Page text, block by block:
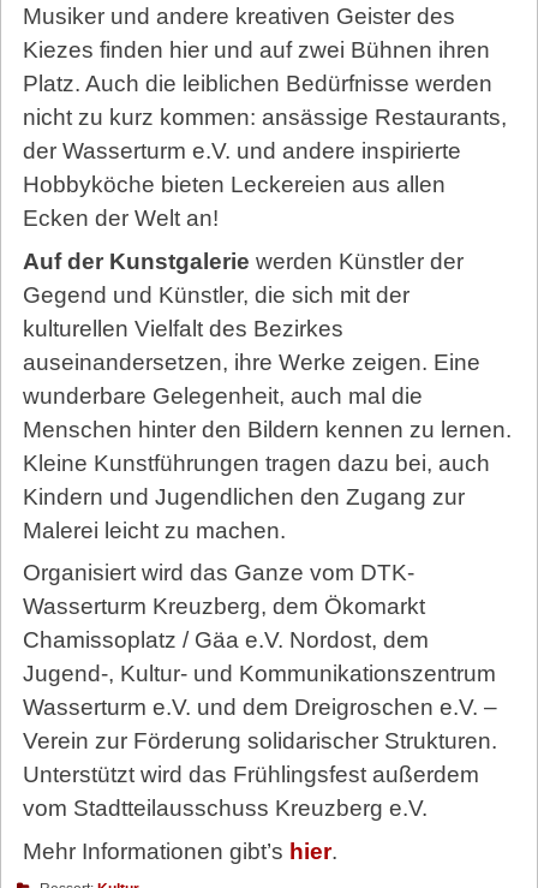
Musiker und andere kreativen Geister des
Kiezes finden hier und auf zwei Bühnen ihren
Platz. Auch die leiblichen Bedürfnisse werden
nicht zu kurz kommen: ansässige Restaurants,
der Wasserturm e.V. und andere inspirierte
Hobbyköche bieten Leckereien aus allen
Ecken der Welt an!
Auf der Kunstgalerie werden Künstler der
Gegend und Künstler, die sich mit der
kulturellen Vielfalt des Bezirkes
auseinandersetzen, ihre Werke zeigen. Eine
wunderbare Gelegenheit, auch mal die
Menschen hinter den Bildern kennen zu lernen.
Kleine Kunstführungen tragen dazu bei, auch
Kindern und Jugendlichen den Zugang zur
Malerei leicht zu machen.
Organisiert wird das Ganze vom DTK-
Wasserturm Kreuzberg, dem Ökomarkt
Chamissoplatz / Gäa e.V. Nordost, dem
Jugend-, Kultur- und Kommunikationszentrum
Wasserturm e.V. und dem Dreigroschen e.V. –
Verein zur Förderung solidarischer Strukturen.
Unterstützt wird das Frühlingsfest außerdem
vom Stadtteilausschuss Kreuzberg e.V.
Mehr Informationen gibt’s hier.